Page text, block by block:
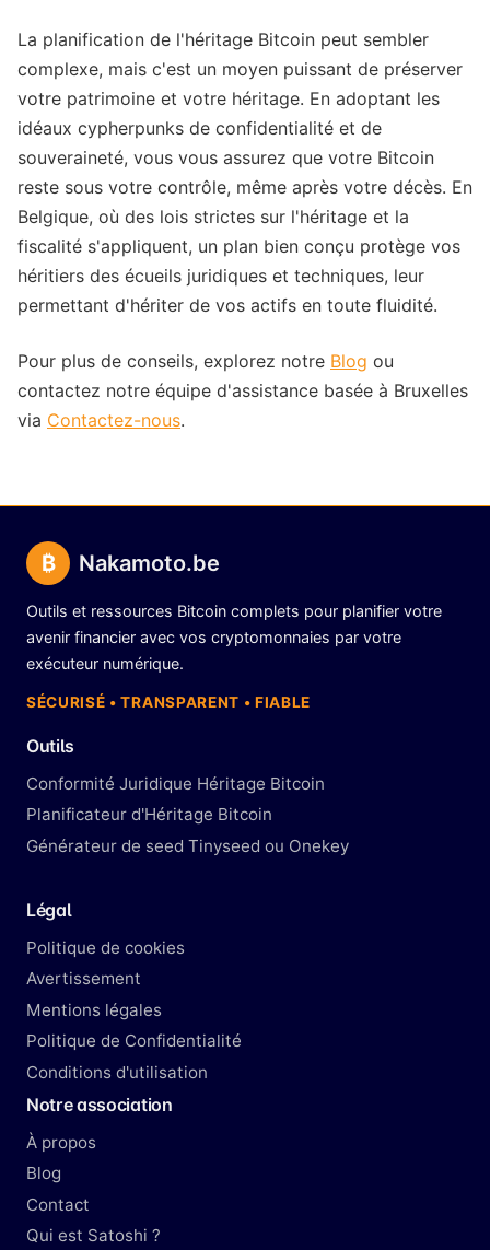
La planification de l'héritage Bitcoin peut sembler
complexe, mais c'est un moyen puissant de préserver
votre patrimoine et votre héritage. En adoptant les
idéaux cypherpunks de confidentialité et de
souveraineté, vous vous assurez que votre Bitcoin
reste sous votre contrôle, même après votre décès. En
Belgique, où des lois strictes sur l'héritage et la
fiscalité s'appliquent, un plan bien conçu protège vos
héritiers des écueils juridiques et techniques, leur
permettant d'hériter de vos actifs en toute fluidité.
Pour plus de conseils, explorez notre Blog ou
contactez notre équipe d'assistance basée à Bruxelles
via Contactez-nous.
₿ Nakamoto.be
Outils et ressources Bitcoin complets pour planifier votre
avenir financier avec vos cryptomonnaies par votre
exécuteur numérique.
SÉCURISÉ • TRANSPARENT • FIABLE
Outils
Conformité Juridique Héritage Bitcoin
Planificateur d'Héritage Bitcoin
Générateur de seed Tinyseed ou Onekey
Légal
Politique de cookies
Avertissement
Mentions légales
Politique de Confidentialité
Conditions d'utilisation
Notre association
À propos
Blog
Contact
Qui est Satoshi ?